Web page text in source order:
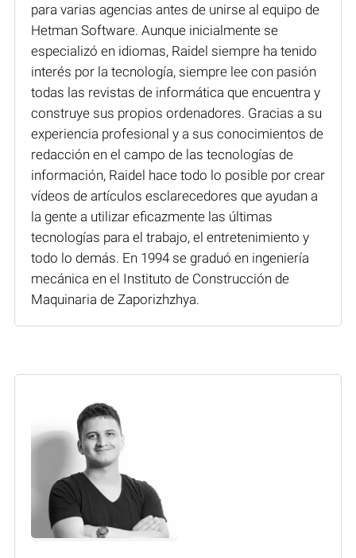
para varias agencias antes de unirse al equipo de
Hetman Software. Aunque inicialmente se
especializó en idiomas, Raidel siempre ha tenido
interés por la tecnología, siempre lee con pasión
todas las revistas de informática que encuentra y
construye sus propios ordenadores. Gracias a su
experiencia profesional y a sus conocimientos de
redacción en el campo de las tecnologías de
información, Raidel hace todo lo posible por crear
vídeos de artículos esclarecedores que ayudan a
la gente a utilizar eficazmente las últimas
tecnologías para el trabajo, el entretenimiento y
todo lo demás. En 1994 se graduó en ingeniería
mecánica en el Instituto de Construcción de
Maquinaria de Zaporizhzhya.